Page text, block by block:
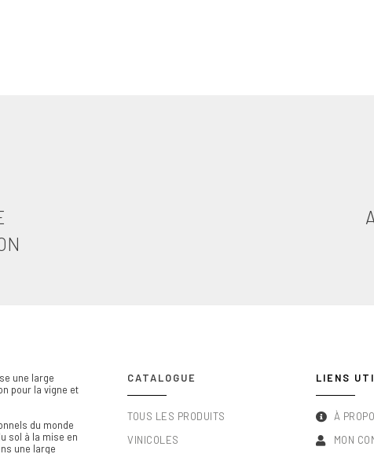
une large
pour la vigne et
du monde
sol à la mise en
une large
CATALOGUE
TOUS LES PRODUITS
VINICOLES
LIENS
À
MON